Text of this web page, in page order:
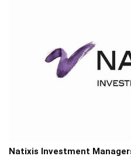
Natixis Investment